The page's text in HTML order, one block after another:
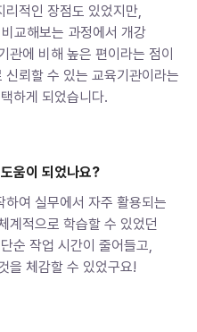
적인 장점도 있었지만,
교해보는 과정에서 개강
관에 비해 높은 편이라는 점이
뢰할 수 있는 교육기관이라는
하게 되었습니다.
움이 되었나요?
여 실무에서 자주 활용되는
계적으로 학습할 수 있었던
순 작업 시간이 줄어들고,
을 체감할 수 있었구요!